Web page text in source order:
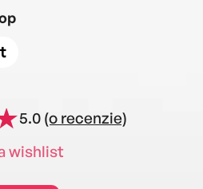
5.0 (o recenzie)
wishlist